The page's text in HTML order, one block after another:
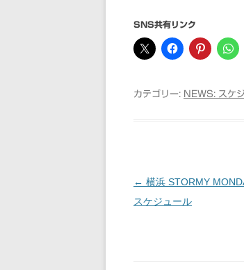
SNS共有リンク
カテゴリー: NEWS: スケ
投稿ナビゲーション
← 横浜 STORMY
スケジュール